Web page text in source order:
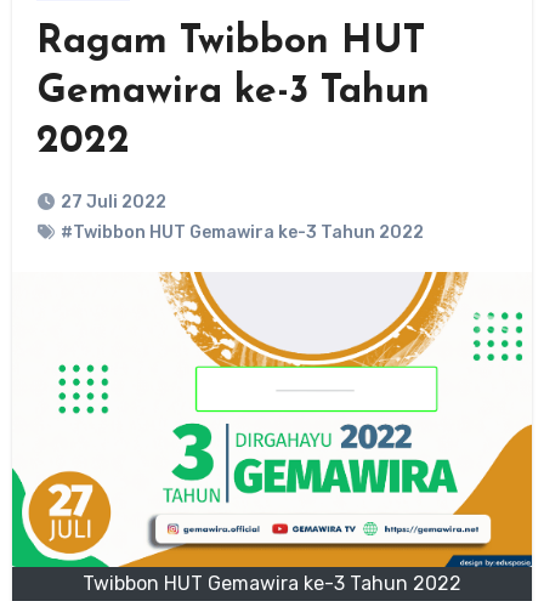
Ragam Twibbon HUT
Gemawira ke-3 Tahun
2022
27 Juli 2022
#Twibbon HUT Gemawira ke-3 Tahun 2022
Twibbon HUT Gemawira ke-3 Tahun 2022